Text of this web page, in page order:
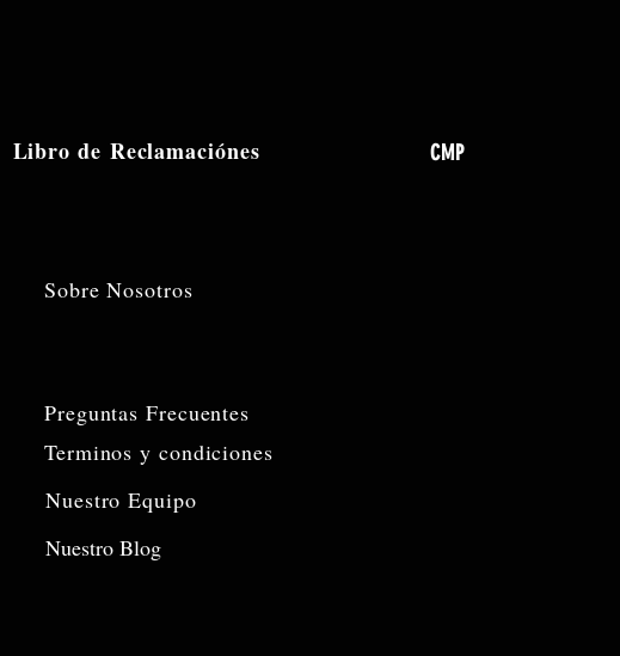
Libro de Reclamaciónes CMP
Sobre Nosotros
Preguntas Frecuentes
Terminos y condiciones
Nuestro Equipo
Nuestro Blog